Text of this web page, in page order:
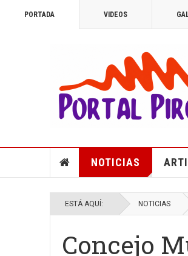
PORTADA VIDEOS
NOTICIAS
ESTÁ AQUÍ: NOTICIAS
Concejo